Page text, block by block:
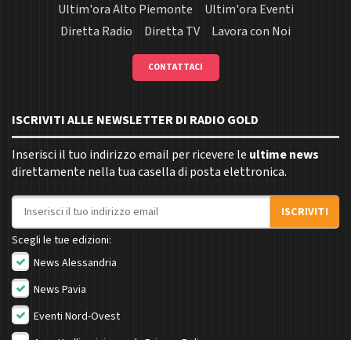
Ultim'ora Alto Piemonte
Ultim'ora Eventi
Diretta Radio
Diretta TV Lavora con Noi
CONTATTACI
ISCRIVITI ALLE NEWSLETTER DI RADIO GOLD
Inserisci il tuo indirizzo email per ricevere le ultime news
direttamente nella tua casella di posta elettronica.
Indirizzo email
ISCRIVITI
Scegli le tue edizioni:
News Alessandria
News Pavia
Eventi Nord-Ovest